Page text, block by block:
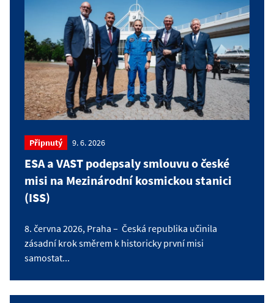
Připnutý 9. 6. 2026
ESA a VAST podepsaly smlouvu o české
misi na Mezinárodní kosmickou stanici
(ISS)
8. června 2026, Praha – Česká republika učinila
zásadní krok směrem k historicky první misi
samostat...